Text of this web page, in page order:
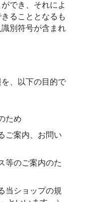
でき、それによ
ることとなるも
別符号が含まれ
、以下の目的で
ため
ご案内、お問い
等のご案内のた
当ショップの規